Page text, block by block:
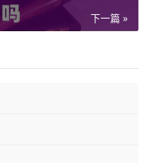
下一篇 »